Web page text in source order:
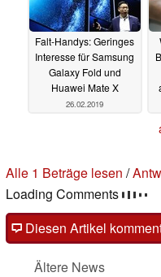
Falt-Handys: Geringes
Interesse für Samsung
Galaxy Fold und
Huawei Mate X
26.02.2019
Alle 1 Beträge lesen /
Loading Comments
Diesen Artikel
Ältere News